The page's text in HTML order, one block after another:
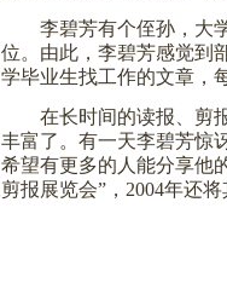
李碧芳有个侄孙，大
位。由此，李碧芳感觉到
学毕业生找工作的文章，
在长时间的读报、剪
丰富了。有一天李碧芳惊
希望有更多的人能分享他
剪报展览会”， 2004年还将